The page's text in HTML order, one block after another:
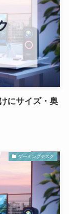
にサイズ・奥
ゲーミングデスク